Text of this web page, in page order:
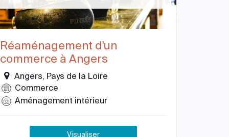
Réaménagement d'un
commerce à Angers
Angers, Pays de la Loire
Commerce
Aménagement intérieur
Visualiser